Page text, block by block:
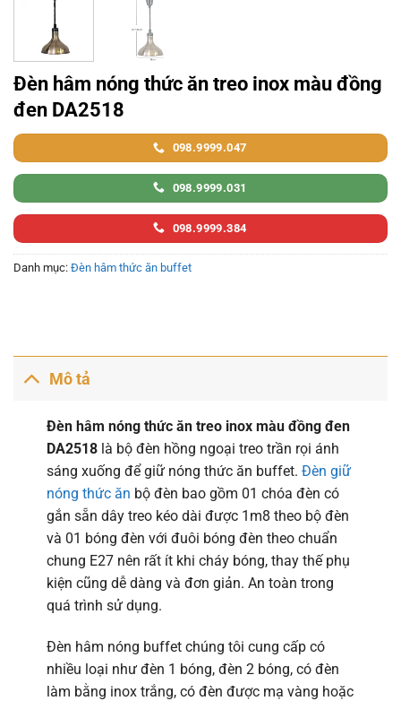
Đèn hâm nóng thức ăn treo inox màu đồng
đen DA2518
098.9999.047
098.9999.031
098.9999.384
Danh mục: Đèn hâm thức ăn buffet
Mô tả
Đèn hâm nóng thức ăn treo inox màu đồng đen
DA2518là bộ đèn hồng ngoại treo trần rọi ánh
sáng xuống để giữ nóng thức ăn buffet. Đèn giữ
nóng thức ăn bộ đèn bao gồm 01 chóa đèn có
gắn sẵn dây treo kéo dài được 1m8 theo bộ đèn
và 01 bóng đèn với đuôi bóng đèn theo chuẩn
chung E27 nên rất ít khi cháy bóng, thay thế phụ
kiện cũng dễ dàng và đơn giản. An toàn trong
quá trình sử dụng.
Đèn hâm nóng buffet chúng tôi cung cấp có
nhiều loại như đèn 1 bóng, đèn 2 bóng, có đèn
làm bằng inox trắng, có đèn được mạ vàng hoặc